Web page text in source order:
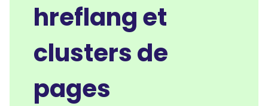
hreflang et
clusters de
pages